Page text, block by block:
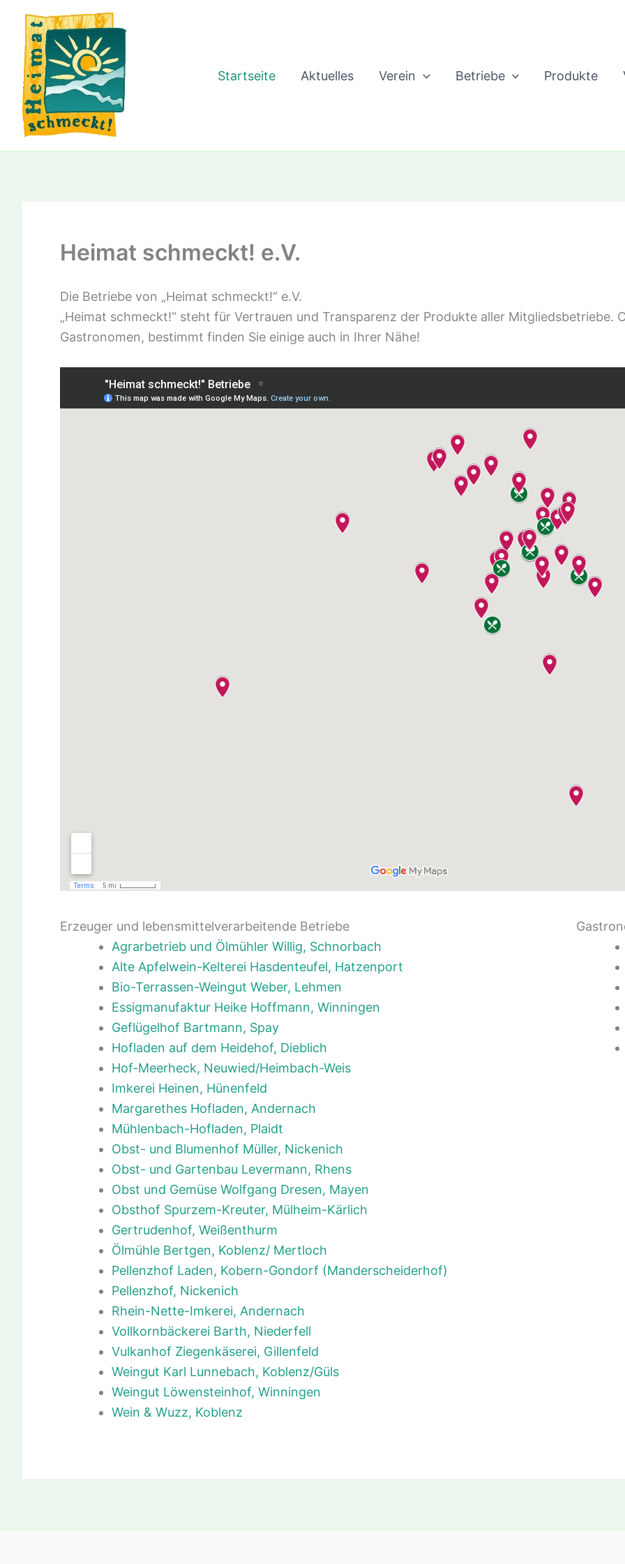
Inhalt
springen
Startseite
Aktuelles Verein Betriebe Produkte
Heimat schmeckt! e.V.
Die Betriebe von „Heimat schmeckt!“ e.V.
„Heimat schmeckt!“ steht für Vertrauen und Transparenz der Produkte aller Mitgliedsbetriebe.
Gastronomen, bestimmt finden Sie einige auch in Ihrer Nähe!
Erzeuger und lebensmittelverarbeitende Betriebe
Agrarbetrieb und Ölmühler Willig, Schnorbach
Alte Apfelwein-Kelterei Hasdenteufel, Hatzenport
Bio-Terrassen-Weingut Weber, Lehmen
Essigmanufaktur Heike Hoffmann, Winningen
Geflügelhof Bartmann, Spay
Hofladen auf dem Heidehof, Dieblich
Hof-Meerheck, Neuwied/Heimbach-Weis
Imkerei Heinen, Hünenfeld
Margarethes Hofladen, Andernach
Mühlenbach-Hofladen, Plaidt
Obst- und Blumenhof Müller, Nickenich
Obst- und Gartenbau Levermann, Rhens
Obst und Gemüse Wolfgang Dresen, Mayen
Obsthof Spurzem-Kreuter, Mülheim-Kärlich
Gertrudenhof, Weißenthurm
Ölmühle Bertgen, Koblenz/ Mertloch
Pellenzhof Laden, Kobern-Gondorf (Manderscheiderhof)
Pellenzhof, Nickenich
Rhein-Nette-Imkerei, Andernach
Vollkornbäckerei Barth, Niederfell
Vulkanhof Ziegenkäserei, Gillenfeld
Weingut Karl Lunnebach, Koblenz/Güls
Weingut Löwensteinhof, Winningen
Wein & Wuzz, Koblenz